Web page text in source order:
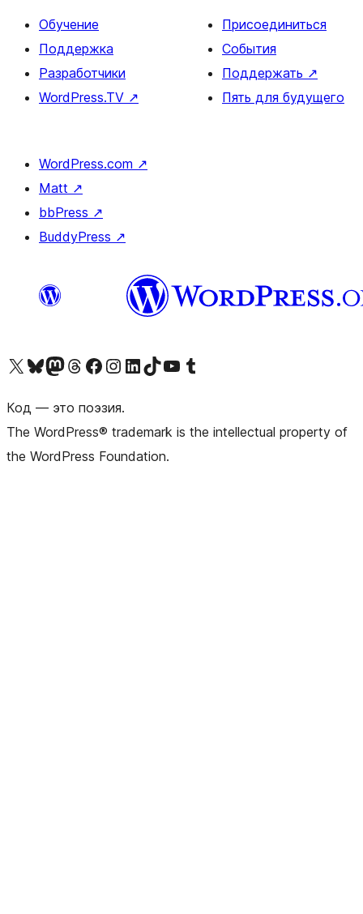
Обучение
Поддержка
Разработчики
WordPress.TV ↗
Присоединиться
События
Поддержать ↗
Пять для будущего
WordPress.com ↗
Matt ↗
bbPress ↗
BuddyPress ↗
Посетите нас в X (ранее Twitter)
Посетите нашу учётную запись в Bluesky
Посетите нашу ленту в Mastodon
Посетите нашу учётную запись в Threads
Посетите нашу страницу на Facebook
Посетите наш Instagram
Посетите нашу страницу в LinkedIn
Посетите нашу учётную запись в TikTok
Посетите наш канал YouTube
Посетите нашу учётную запись в Tumblr
Код — это поэзия.
The WordPress® trademark is the intellectual property of
the WordPress Foundation.